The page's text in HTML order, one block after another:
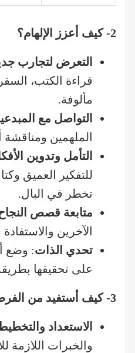
2- كيف أعزز الإلهام؟
التعرض لتجارب
قراءة الكتب،
مألوفة.
التواصل مع
الملهمين ومناقشة
التأمل وتدوين
للتفكير العميق
تخطر في البال.
متابعة قصص
الآخرين
تحدي الذات: وضع
على تحقيقها
3- كيف أستفيد من
الاستعداد
والخبرات اللازمة